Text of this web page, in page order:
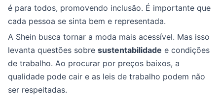
é para todos, promovendo inclusão. É importante que
cada pessoa se sinta bem e representada.
A Shein busca tornar a moda mais acessível. Mas isso
levanta questões sobre sustentabilidade e condições
de trabalho. Ao procurar por preços baixos, a
qualidade pode cair e as leis de trabalho podem não
ser respeitadas.